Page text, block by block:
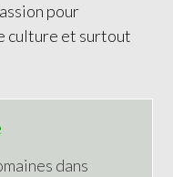
pour
culture et surtout
dans